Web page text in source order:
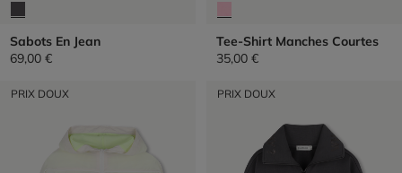
Sabots En Jean
69,00 €
Tee-Shirt Manches Courtes
35,00 €
PRIX DOUX PRIX DOUX